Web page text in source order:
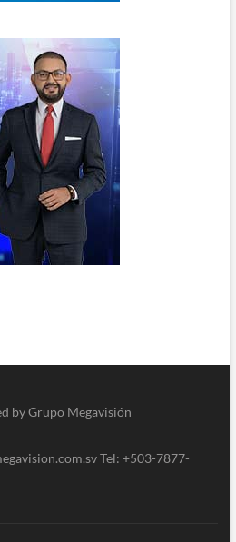
by Grupo Megavisión
Tel: +503-7877-